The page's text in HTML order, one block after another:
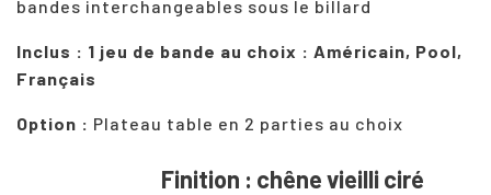
bandes interchangeables sous le billard
Inclus : 1 jeu de bande au choix : Américain, Pool,
Français
Option : Plateau table en 2 parties au choix
Finition : chêne vieilli ciré